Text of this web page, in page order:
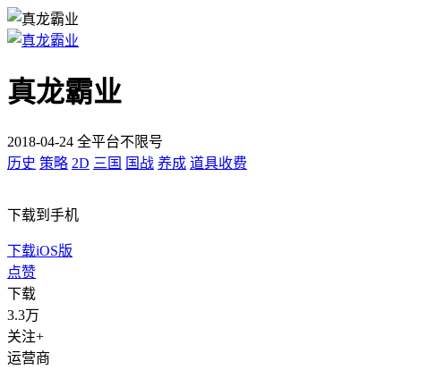
真龙霸业
2018-04-24 全平台不限号
历史 策略 2D 三国 国战 养成 道具收费
下载到手机
下载iOS版
点赞
下载
3.3万
关注+
运营商